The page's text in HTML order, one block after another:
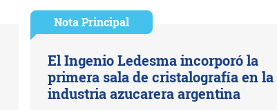
Nota Principal
El Ingenio Ledesma incorporó la
primera sala de cristalografía en la
industria azucarera argentina